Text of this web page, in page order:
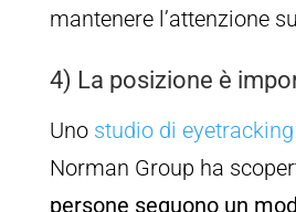
mantenere l’attenzione
4) La posizione è
Uno studio di eyetracking
Norman Group ha
persone seguono un